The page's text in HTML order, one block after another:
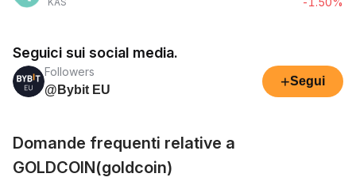
Seguici sui social media.
Followers
@Bybit EU
+Segui
Domande frequenti relative a
GOLDCOIN(goldcoin)